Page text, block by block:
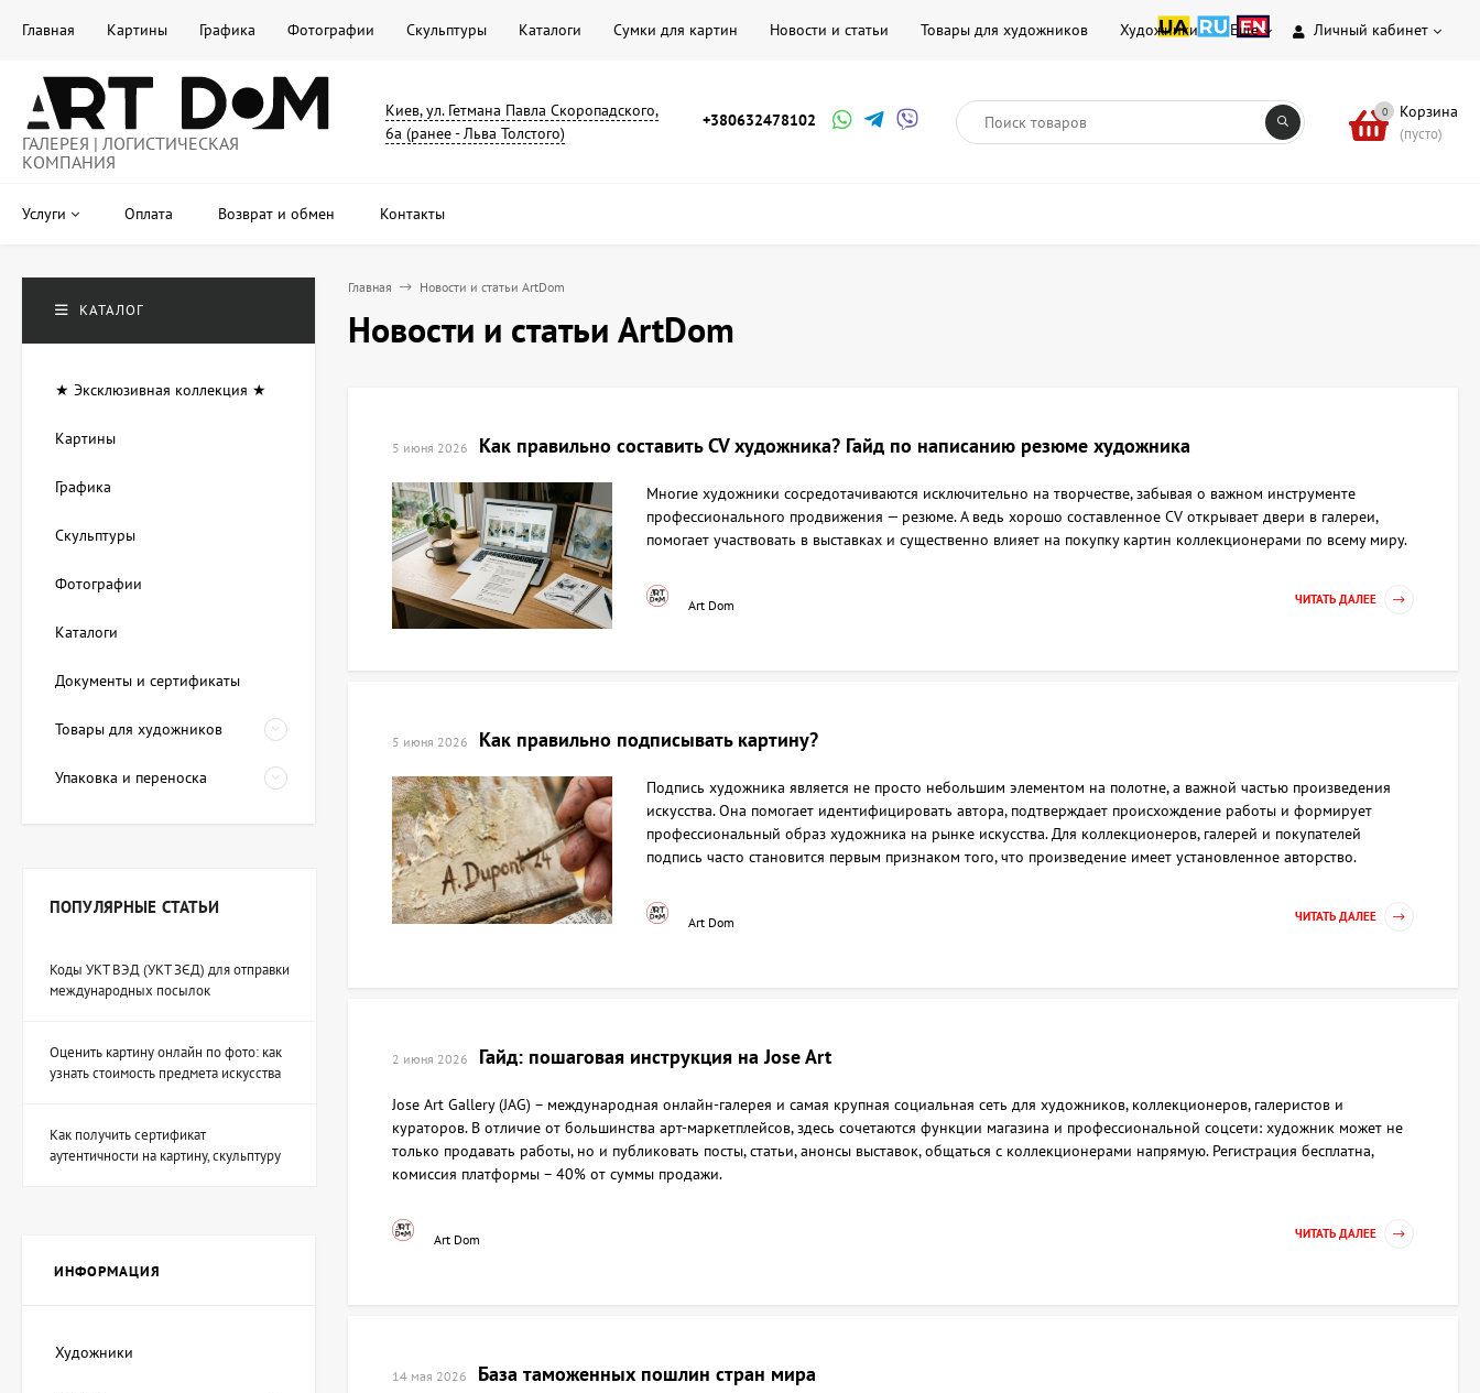
Личный кабинет
Главная Картины Графика Фотографии Скульптуры Каталоги Сумки для картин Новости и статьи Товары для художников Художники Еще
ГАЛЕРЕЯ | ЛОГИСТИЧЕСКАЯ
КОМПАНИЯ
Киев, ул. Гетмана Павла Скоропадского,
6а (ранее - Льва Толстого)
+380632478102 0 Корзина
(пусто)
Услуги Оплата Возврат и обмен Контакты
Главная Новости и статьи ArtDom
Новости и статьи ArtDom
5 июня 2026 Как правильно составить CV художника? Гайд по написанию резюме художника
Многие художники сосредотачиваются исключительно на творчестве, забывая о важном инструменте
профессионального продвижения — резюме. А ведь хорошо составленное CV открывает двери в галереи,
помогает участвовать в выставках и существенно влияет на покупку картин коллекционерами по всему миру.
Art Dom ЧИТАТЬ ДАЛЕЕ
5 июня 2026 Как правильно подписывать картину?
Подпись художника является не просто небольшим элементом на полотне, а важной частью произведения
искусства. Она помогает идентифицировать автора, подтверждает происхождение работы и формирует
профессиональный образ художника на рынке искусства. Для коллекционеров, галерей и покупателей
подпись часто становится первым признаком того, что произведение имеет установленное авторство.
Art Dom ЧИТАТЬ ДАЛЕЕ
2 июня 2026 Гайд: пошаговая инструкция на Jose Art
Jose Art Gallery (JAG) – международная онлайн-галерея и самая крупная социальная сеть для художников, коллекционеров, галеристов и
кураторов. В отличие от большинства арт-маркетплейсов, здесь сочетаются функции магазина и профессиональной соцсети: художник может не
только продавать работы, но и публиковать посты, статьи, анонсы выставок, общаться с коллекционерами напрямую. Регистрация бесплатна,
комиссия платформы – 40% от суммы продажи.
Art Dom ЧИТАТЬ ДАЛЕЕ
14 мая 2026 База таможенных пошлин стран мира
КАТАЛОГ
★ Эксклюзивная коллекция ★
Картины
Графика
Скульптуры
Фотографии
Каталоги
Документы и сертификаты
Товары для художников
Упаковка и переноска
ПОПУЛЯРНЫЕ СТАТЬИ
Коды УКТ ВЭД (УКТ ЗЄД) для отправки
международных посылок
Оценить картину онлайн по фото: как
узнать стоимость предмета искусства
Как получить сертификат
аутентичности на картину, скульптуру
ИНФОРМАЦИЯ
Художники
Скульптура Охотник на
фей, автор Шевчук
80 910 UAH